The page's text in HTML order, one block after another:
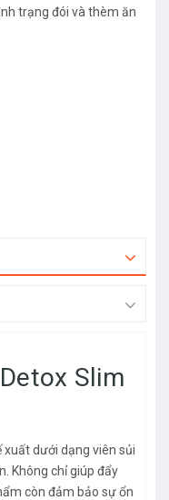
trạng đói và thèm ăn
Slim
dưới dạng viên sủi
Không chỉ giúp đẩy
còn đảm bảo sự ổn